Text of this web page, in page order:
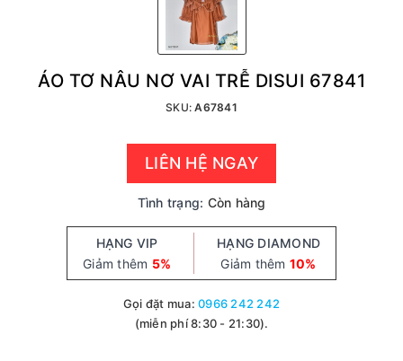
ÁO TƠ NÂU NƠ VAI TRỄ DISUI 67841
SKU:A67841
LIÊN HỆ NGAY
Tình trạng: Còn hàng
HẠNG VIP
Giảm thêm 5%
HẠNG DIAMOND
Giảm thêm 10%
Gọi đặt mua:0966 242 242
(miễn phí 8:30 - 21:30).